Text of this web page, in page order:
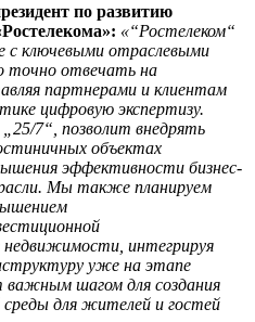
по развитию
«“Ростелеком“
с ключевыми отраслевыми
точно отвечать на
партнерами и клиентам
цифровую экспертизу.
7“, позволит внедрять
объектах
эффективности бизнес-
Мы также планируем
недвижимости, интегрируя
уже на этапе
шагом для создания
для жителей и гостей